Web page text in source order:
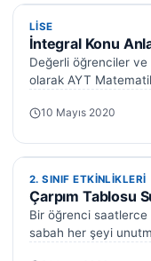
LISE
LISE
İntegral Konu
Değerli öğrenciler
olarak AYT
10 Mayıs 2020
2. SINIF ETKINLIKLERI
2. SINIF ETKINLIKLERI
Çarpım Tablosu
Bir öğrenci
sabah her şeyi